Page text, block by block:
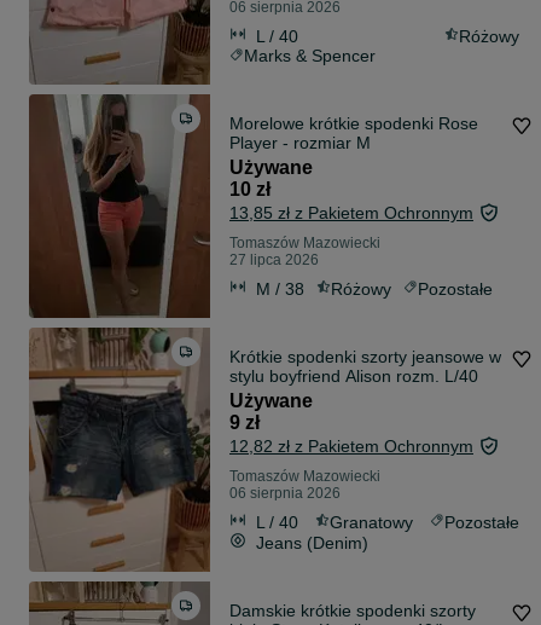
06 sierpnia 2026
L / 40
Różowy
Marks & Spencer
Morelowe krótkie spodenki Rose
Player - rozmiar M
Używane
10 zł
13,85 zł z Pakietem Ochronnym
Tomaszów Mazowiecki
27 lipca 2026
M / 38 Różowy Pozostałe
Krótkie spodenki szorty jeansowe w
stylu boyfriend Alison rozm. L/40
Używane
9 zł
12,82 zł z Pakietem Ochronnym
Tomaszów Mazowiecki
06 sierpnia 2026
L / 40 Granatowy
Pozostałe
Jeans (Denim)
Damskie krótkie spodenki szorty